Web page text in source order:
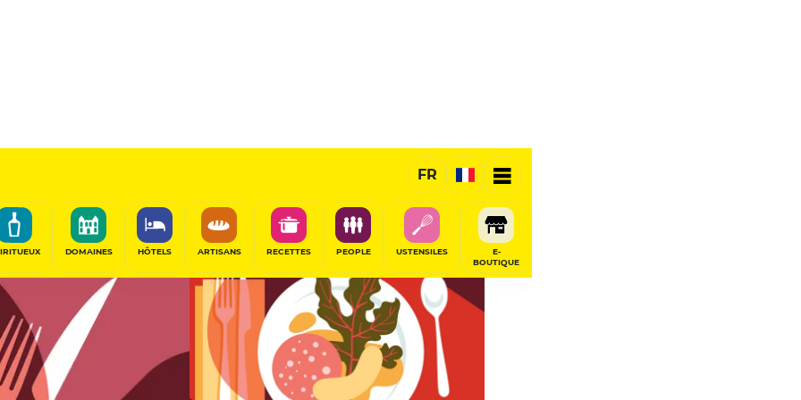
FR
DOMAINES HÔTELS ARTISANS RECETTES PEOPLE USTENSILES
E-
BOUTIQUE